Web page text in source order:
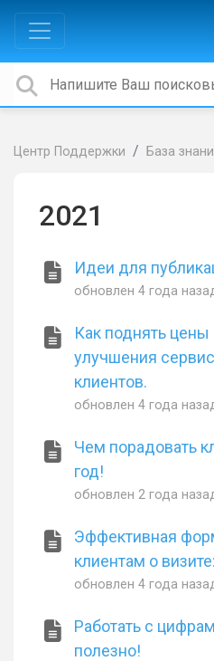
Центр Поддержки База
2021
Идеи для
обновлен4 года
Как поднять
улучшения
клиентов.
обновлен4 года
Чем порадовать
год!
обновлен2 года
Эффективная
клиентам о
обновлен4 года
Работать с
полезно!